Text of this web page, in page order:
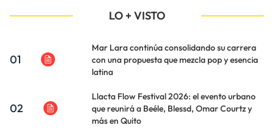
LO + VISTO
01
Mar Lara continúa consolidando su carrera
con una propuesta que mezcla pop y esencia
latina
02
Llacta Flow Festival 2026: el evento urbano
que reunirá a Beéle, Blessd, Omar Courtz y
más en Quito